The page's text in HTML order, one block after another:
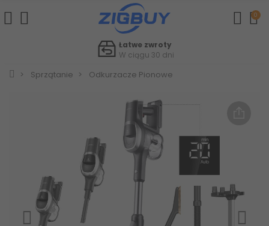
0
Łatwe zwroty
W ciągu 30 dni
Sprzątanie Odkurzacze Pionowe